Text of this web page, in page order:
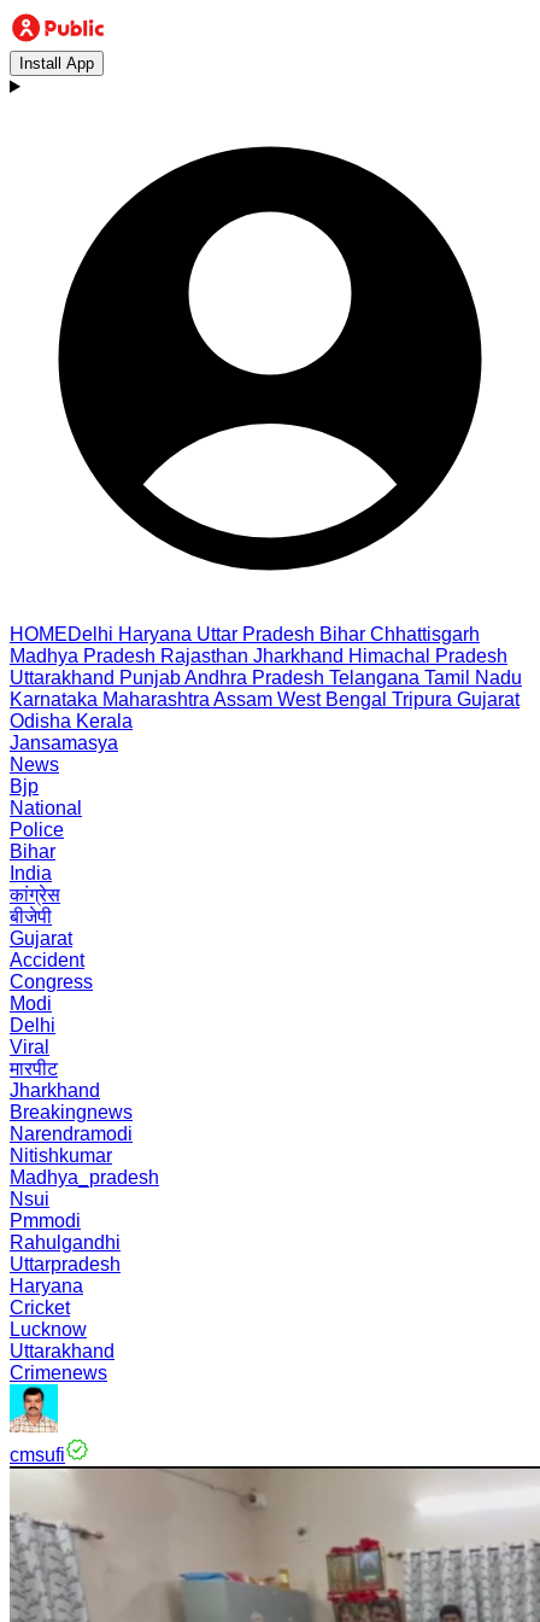
Install App
HOMEDelhi Haryana Uttar Pradesh Bihar Chhattisgarh
Madhya Pradesh Rajasthan Jharkhand Himachal Pradesh
Uttarakhand PunjabAndhra Pradesh Telangana Tamil Nadu
Karnataka Maharashtra Assam West Bengal Tripura Gujarat
Odisha Kerala
Jansamasya
News
Bjp
National
Police
Bihar
India
कांग्रेस
बीजेपी
Gujarat
Accident
Congress
Modi
Delhi
Viral
मारपीट
Jharkhand
Breakingnews
Narendramodi
Nitishkumar
Madhya_pradesh
Nsui
Pmmodi
Rahulgandhi
Uttarpradesh
Haryana
Cricket
Lucknow
Uttarakhand
Crimenews
cmsufi